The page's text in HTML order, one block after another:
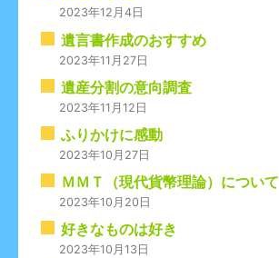
2023年12月4日
遺言書作成のおすすめ
2023年11月27日
遺産分割の意向調査
2023年11月12日
ふりかけに感動
2023年10月27日
ＭＭＴ（現代貨幣理論）について
2023年10月20日
好きなものは好き
2023年10月13日